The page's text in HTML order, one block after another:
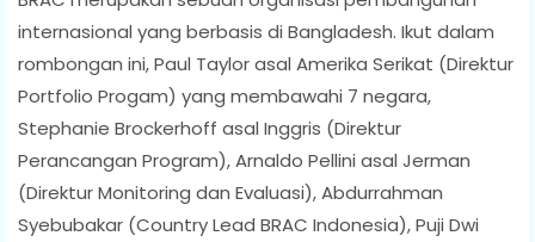
internasional yang berbasis di Bangladesh. Ikut dalam
rombongan ini, Paul Taylor asal Amerika Serikat (Direktur
Portfolio Progam) yang membawahi 7 negara,
Stephanie Brockerhoff asal Inggris (Direktur
Perancangan Program), Arnaldo Pellini asal Jerman
(Direktur Monitoring dan Evaluasi), Abdurrahman
Syebubakar (Country Lead BRAC Indonesia), Puji Dwi